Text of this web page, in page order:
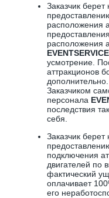
Заказчик берет
расположения
расположения
усмотрение.
аттракционов
Заказчиком
персонала
последствия
себя.
Заказчик берет
подключения
двигателей по
фактический
оплачивает
его